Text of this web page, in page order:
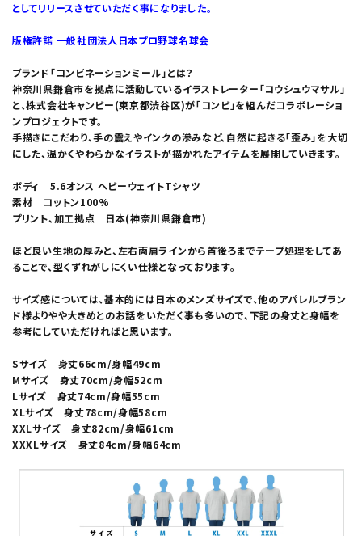
としてリリースさせていただく事になりました。
版権許諾 一般社団法人日本プロ野球名球会
ブランド「コンビネーションミール」とは？
神奈川県鎌倉市を拠点に活動しているイラストレーター「コウシュウマサル」
と、株式会社キャンビー(東京都渋谷区)が「コンビ」を組んだコラボレーショ
ンプロジェクトです。
手描きにこだわり、手の震えやインクの滲みなど、自然に起きる「歪み」を大切
にした、温かくやわらかなイラストが描かれたアイテムを展開していきます。
ボディ 5.6オンス ヘビーウェイトTシャツ
素材 コットン100%
プリント、加工拠点 日本(神奈川県鎌倉市)
ほど良い生地の厚みと、左右両肩ラインから首後ろまでテープ処理をしてあ
ることで、型くずれがしにくい仕様となっております。
サイズ感については、基本的には日本のメンズサイズで、他のアパレルブラン
ド様よりやや大きめとのお話をいただく事も多いので、下記の身丈と身幅を
参考にしていただければと思います。
Sサイズ 身丈66cm/身幅49cm
Mサイズ 身丈70cm/身幅52cm
Lサイズ 身丈74cm/身幅55cm
XLサイズ 身丈78cm/身幅58cm
XXLサイズ 身丈82cm/身幅61cm
XXXLサイズ 身丈84cm/身幅64cm